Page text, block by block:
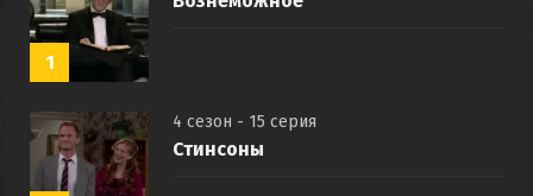
1
4 сезон - 15 серия
Стинсоны